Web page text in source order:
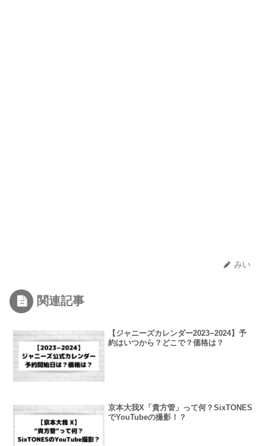
みい
関連記事
【ジャニーズカレンダー2023−2024】予
約はいつから？どこで？価格は？
京本大我X「貴方管」って何？SixTONES
でYouTubeの撮影！？